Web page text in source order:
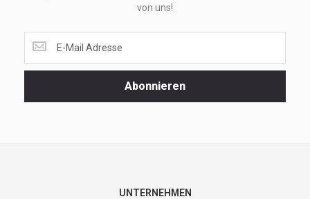
von uns!
dir
unsere
Abonnieren
UNTERNEHMEN